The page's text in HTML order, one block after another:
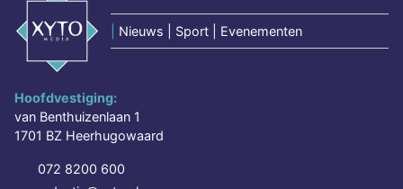
Nieuws | Sport | Evenementen
Hoofdvestiging:
van Benthuizenlaan 1
1701 BZ Heerhugowaard
072 8200 600